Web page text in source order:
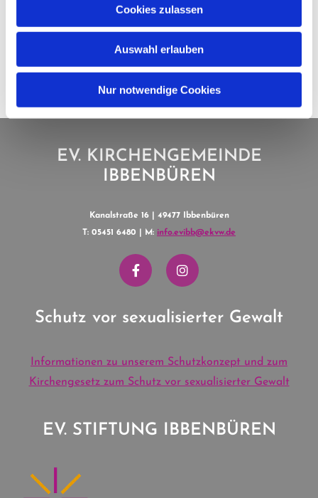
Cookies zulassen
Auswahl erlauben
Nur notwendige Cookies
EV. KIRCHENGEMEINDE
IBBENBÜREN
Kanalstraße 16 | 49477 Ibbenbüren
T: 05451 6480 | M: info.evibb@ekvw.de
Schutz vor sexualisierter Gewalt
Informationen zu unserem Schutzkonzept und zum
Kirchengesetz zum Schutz vor sexualisierter Gewalt
EV. STIFTUNG IBBENBÜREN